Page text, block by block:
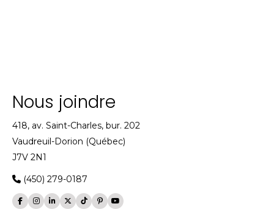
Nous joindre
418, av. Saint-Charles, bur. 202
Vaudreuil-Dorion (Québec)
J7V 2N1
(450) 279-0187